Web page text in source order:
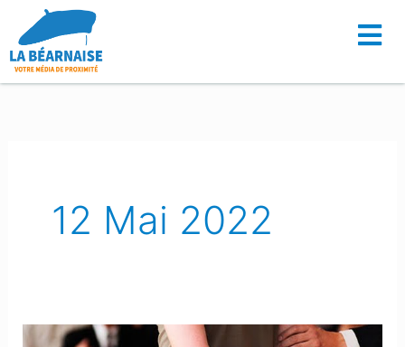
contenu
12 Mai 2022
Un